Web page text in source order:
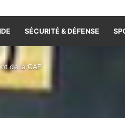
SÉCURITÉ & DÉFENSE
de la CAF